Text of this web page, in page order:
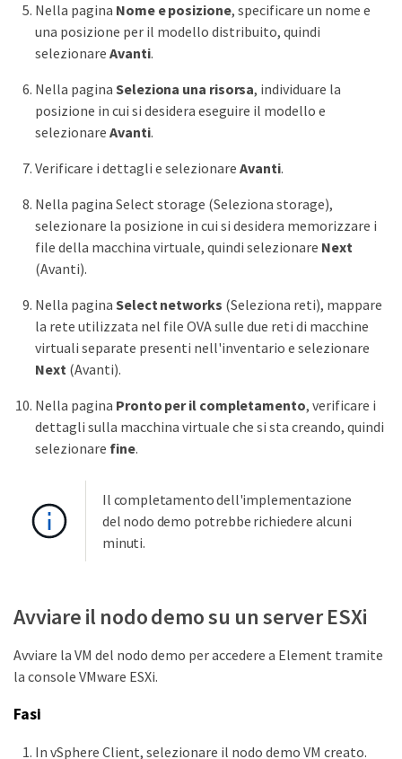
Nella pagina Nome e posizione, specificare un nome e
una posizione per il modello distribuito, quindi
selezionare Avanti.
Nella pagina Seleziona una risorsa, individuare la
posizione in cui si desidera eseguire il modello e
selezionare Avanti.
Verificare i dettagli e selezionare Avanti.
Nella pagina Select storage (Seleziona storage),
selezionare la posizione in cui si desidera memorizzare i
file della macchina virtuale, quindi selezionare Next
(Avanti).
Nella pagina Select networks (Seleziona reti), mappare
la rete utilizzata nel file OVA sulle due reti di macchine
virtuali separate presenti nell'inventario e selezionare
Next(Avanti).
Nella pagina Pronto per il completamento, verificare i
dettagli sulla macchina virtuale che si sta creando, quindi
selezionare fine.
Il completamento dell'implementazione
del nodo demo potrebbe richiedere alcuni
minuti.
Avviare il nodo demo su un server ESXi
Avviare la VM del nodo demo per accedere a Element tramite
la console VMware ESXi.
Fasi
In vSphere Client, selezionare il nodo demo VM creato.